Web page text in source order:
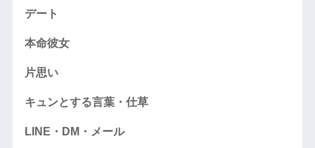
デート
本命彼女
片思い
キュンとする言葉・仕草
LINE・DM・メール